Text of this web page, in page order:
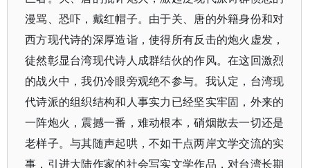
漫骂、恐吓，戴红帽子。由于关、唐的外籍身份和对
西方现代诗的深厚造诣，使得所有反击的炮火虚发，
徒然彰显台湾现代诗人成群结伙的作风。在这回激烈
的战火中，我仍冷眼旁观绝不参与。我认定，台湾现
代诗派的组织结构和人事实力已经坚实牢固，外来的
一阵炮火，震撼一番，难动根本，硝烟散去一切还是
老样子。与其随声起哄，不如干点两岸文学交流的实
事，引进大陆作家的社会写实文学作品，对台湾长期